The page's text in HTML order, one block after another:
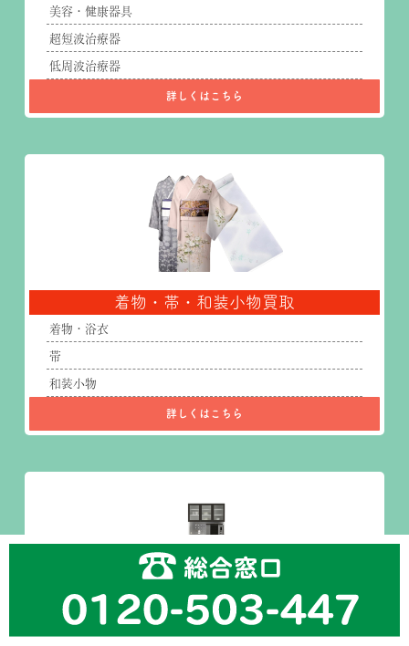
美容・健康器具
超短波治療器
低周波治療器
詳しくはこちら
着物・帯・和装小物買取
着物・浴衣
帯
和装小物
詳しくはこちら
家具・デザイナー家具買取